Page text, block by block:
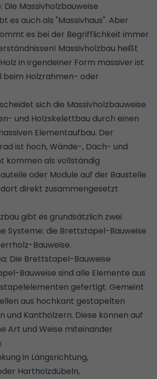
Die Massivholzbauweise
es auch als "Massivhaus". Aber
es bei der Begrifflichkeit immer
Massivholzbau heißt
in irgendeiner Form massiver ist
beim Holzrahmen- oder
sich die Massivholzbauweise
und Holzskelettbau durch einen
Elementaufbau. Der
ist hoch, Wände-, Dach- und
kommen als vollständig
oder Module auf der Baustelle
direkt zusammengesetzt
gibt es grundsätzlich zwei
Systeme: die Brettstapel-Bauweise
Bauweise.
Die Brettstapel-Bauweise
Bauweise sind alle Elemente aus
gefertigt. Gemeint
aus hochkant gestapelten
und Kanthölzern. Diese können auf
Art und Weise miteinander
in Längsrichtung,
Hartholzdübeln,